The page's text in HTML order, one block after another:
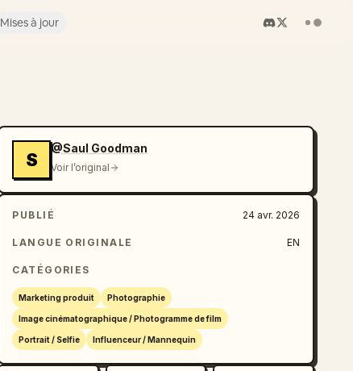
Mises à jour
S
@Saul Goodman
Voir l’original
PUBLIÉ 24 avr. 2026
LANGUE ORIGINALE EN
CATÉGORIES
Marketing produit Photographie
Image cinématographique / Photogramme de film
Portrait / Selfie Influenceur / Mannequin